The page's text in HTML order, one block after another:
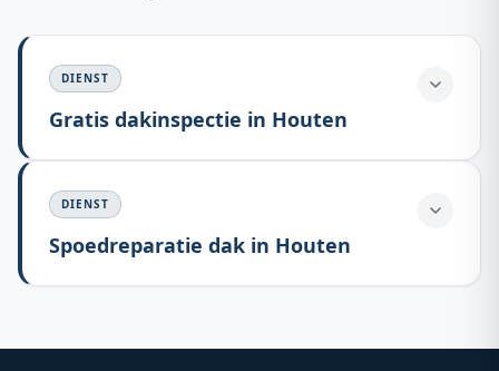
DIENST
Gratis dakinspectie in Houten
DIENST
Spoedreparatie dak in Houten